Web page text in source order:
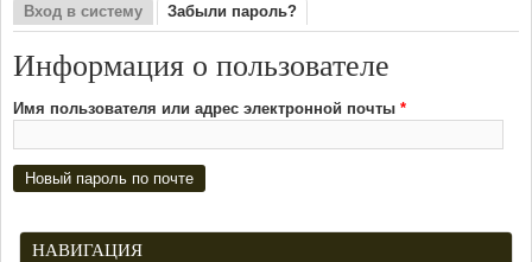
Главные вкладки
Вход в систему Забыли пароль?
Информация о пользователе
Имя пользователя или адрес электронной почты *
НАВИГАЦИЯ